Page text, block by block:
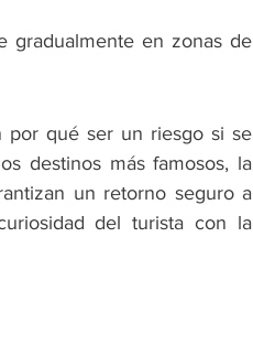
gradualmente en zonas de
por qué ser un riesgo si se
destinos más famosos, la
un retorno seguro a
del turista con la